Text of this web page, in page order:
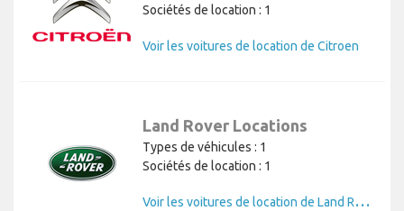
Sociétés de location : 1
Voir les voitures de location de Citroen
Land Rover Locations
Types de véhicules : 1
Sociétés de location : 1
V
oir les voitures de location de Land Rover